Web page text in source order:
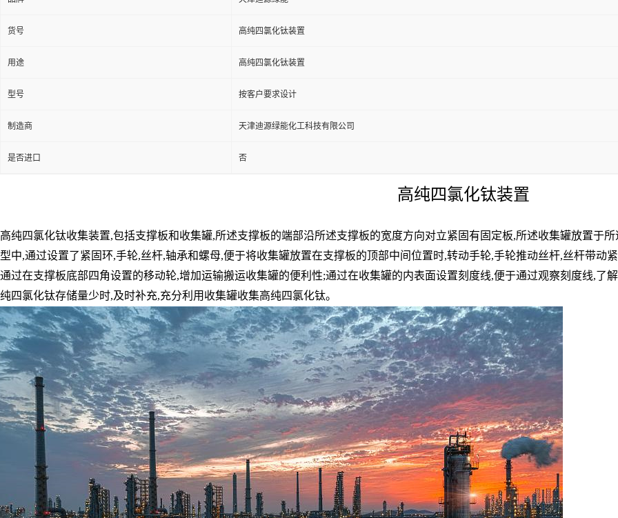
货号 高纯四氯化钛装置
用途 高纯四氯化钛装置
型号 按客户要求设计
制造商 天津迪源绿能化工科技有限公司
是否进口 否
高纯四氯化钛装置
高纯四氯化钛收集装置,包括支撑板和收集罐,所述支撑板的端部沿所述支撑板的宽度方向对立紧固有固定板,所述收集罐放置于
型中,通过设置了紧固环,手轮,丝杆,轴承和螺母,便于将收集罐放置在支撑板的顶部中间位置时,转动手轮,手轮推动丝杆,丝杆带动
通过在支撑板底部四角设置的移动轮,增加运输搬运收集罐的便利性;通过在收集罐的内表面设置刻度线,便于通过观察刻度线,了
纯四氯化钛存储量少时,及时补充,充分利用收集罐收集高纯四氯化钛。